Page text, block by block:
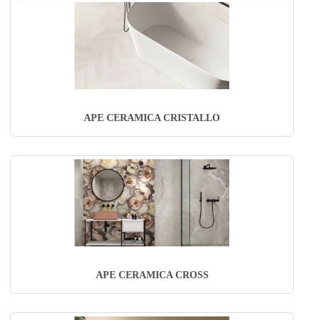
APE CERAMICA CRISTALLO
APE CERAMICA CROSS